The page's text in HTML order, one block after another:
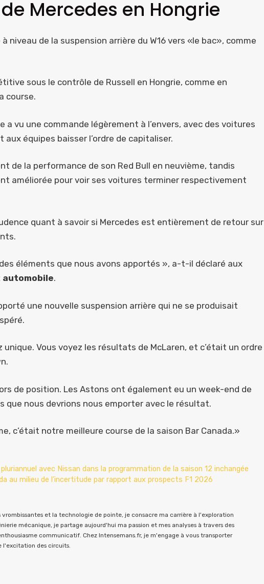
Mercedes en Hongrie
niveau de la suspension arrière du W16 vers «le bac», comme
sous le contrôle de Russell en Hongrie, comme en
course.
a vu une commande légèrement à l’envers, avec des voitures
équipes baisser l’ordre de capitaliser.
de la performance de son Red Bull en neuvième, tandis
améliorée pour voir ses voitures terminer respectivement
quant à savoir si Mercedes est entièrement de retour sur
éléments que nous avons apportés », a-t-il déclaré aux
automobile.
une nouvelle suspension arrière qui ne se produisait
Vous voyez les résultats de McLaren, et c’était un ordre
de position. Les Astons ont également eu un week-end de
que nous devrions nous emporter avec le résultat.
c’était notre meilleure course de la saison Bar Canada.»
avec Nissan dans la programmation de la saison 12 inchangée
au milieu de l’incertitude par rapport aux prospects F1 2026
vrombissantes et la technologie de pointe, je consacre ma carrière à l'exploration
mécanique, je partage aujourd'hui ma passion et mes analyses à travers des
communicatif. Chez Intensemans.fr, je m'engage à vous transporter
l'excitation des circuits.